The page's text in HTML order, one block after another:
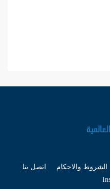
الشروط والاحكام
اتصل بنا